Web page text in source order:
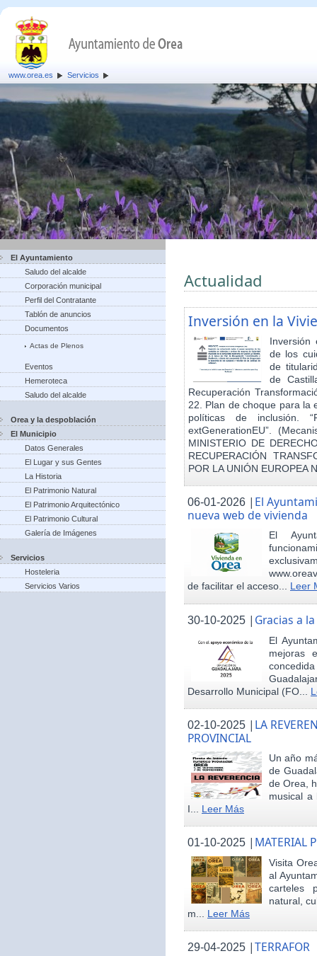
www.orea.es Servicios
El Ayuntamiento
Saludo del alcalde
Corporación municipal
Perfil del Contratante
Tablón de anuncios
Documentos
Actas de Plenos
Eventos
Hemeroteca
Saludo del alcalde
Orea y la despoblación
El Municipio
Datos Generales
El Lugar y sus Gentes
La Historia
El Patrimonio Natural
El Patrimonio Arquitectónico
El Patrimonio Cultural
Galería de Imágenes
Servicios
Hosteleria
Servicios Varios
Actualidad
Inversión en la
Inversión
de los
de
de
Recuperación
22. Plan de choque para la
políticas de inclusión.
extGenerationEU”.
MINISTERIO DE
RECUPERACIÓN
POR LA UNIÓN EUROPEA
06-01-2026 | El
nueva web de vivienda
El
de facilitar el acceso... Leer
30-10-2025 | Gracias a
El
mejoras
Desarrollo Municipal (FO...
02-10-2025 | LA
PROVINCIAL
Un año
de
de Orea,
musical a
I... Leer Más
01-10-2025 | MATERIAL
Visita
al
carteles
natural,
m... Leer Más
29-04-2025 |TERRAFOR